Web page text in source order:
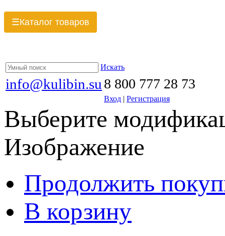
☰Каталог товаров
Искать
info@kulibin.su 8 800 777 28 73
Вход | Регистрация
Выберите
Изображение
Продолжить
В корзину